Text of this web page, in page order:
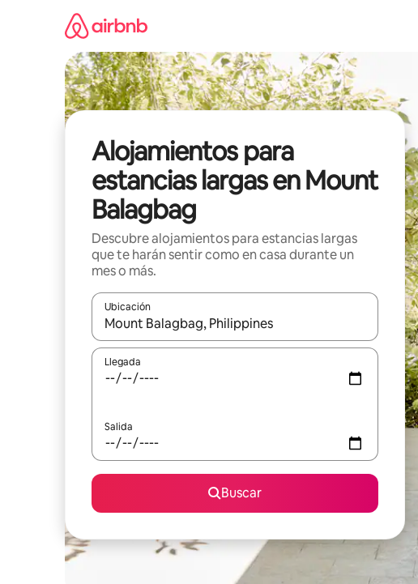
Alojamientos para
estancias largas en Mount
Balagbag
Descubre alojamientos para estancias largas
que te harán sentir como en casa durante un
mes o más.
Ubicación
Cuando los resultados estén disponibles, podrás navegar
Llegada
Salida
Buscar